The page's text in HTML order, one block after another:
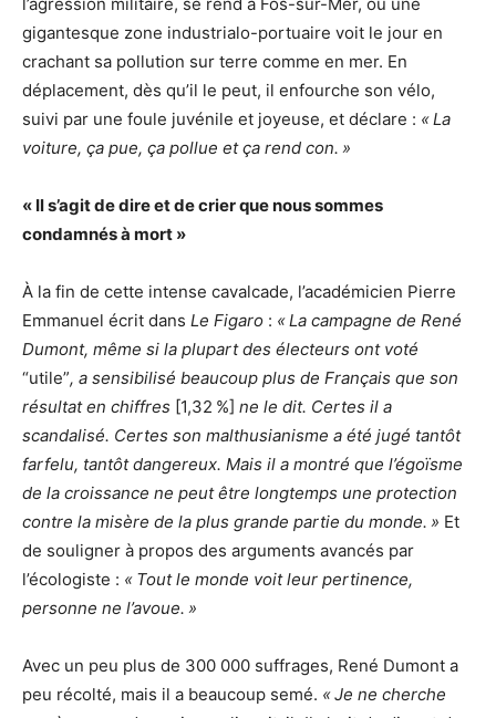
gigantesque zone industrialo-portuaire voit le jour en
crachant sa pollution sur terre comme en mer. En
déplacement, dès qu’il le peut, il enfourche son vélo,
suivi par une foule juvénile et joyeuse, et déclare : «La
voiture, ça pue, ça pollue et ça rend con. »
« Il s’agit de dire et de crier que nous sommes
condamnés à mort »
À la fin de cette intense cavalcade, l’académicien Pierre
Emmanuel écrit dans Le Figaro : «La campagne de René
Dumont, même si la plupart des électeurs ont voté
“utile”, a sensibilisé beaucoup plus de Français que son
résultat en chiffres [1,32 %] ne le dit. Certes il a
scandalisé. Certes son malthusianisme a été jugé tantôt
farfelu, tantôt dangereux. Mais il a montré que l’égoïsme
de la croissance ne peut être longtemps une protection
contre la misère de la plus grande partie du monde. » Et
de souligner à propos des arguments avancés par
l’écologiste : « Tout le monde voit leur pertinence,
personne ne l’avoue. »
Avec un peu plus de 300 000 suffrages, René Dumont a
peu récolté, mais il a beaucoup semé. «Je ne cherche